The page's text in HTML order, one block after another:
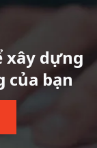
xây dựng
của bạn